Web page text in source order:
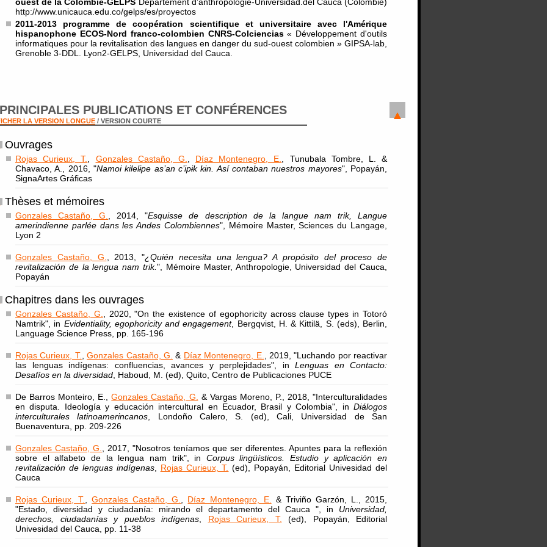
http://www.unicauca.edu.co/gelps/es/proyectos
2011-2013 programme de coopération scientifique et universitaire avec l'Amérique
hispanophone ECOS-Nord franco-colombien CNRS-Colciencias« Développement d'outils
informatiques pour la revitalisation des langues en danger du sud-ouest colombien » GIPSA-lab,
Grenoble 3-DDL. Lyon2-GELPS, Universidad del Cauca.
PRINCIPALES PUBLICATIONS ET CONFÉRENCES
LA VERSION LONGUE / VERSION COURTE
Ouvrages
Rojas Curieux, T. Gonzales Castaño, G. Díaz Montenegro, E.
, Tunubala Tombre, L. &
Chavaco, A., 2016, "Namoi kilelɨpe as’an c’ipɨk kɨn. Así contaban nuestros mayores", Popayán,
SignaArtes Gráficas
Thèses et mémoires
Gonzales Castaño, G. , 2014, "Esquisse de description de la langue nam trik, Langue
amerindienne parlée dans les Andes Colombiennes", Mémoire Master, Sciences du Langage,
Lyon 2
Gonzales Castaño, G. , 2013, "¿Quién necesita una lengua? A propósito del proceso de
revitalización de la lengua nam trik.", Mémoire Master, Anthropologie, Universidad del Cauca,
Popayán
Chapitres dans les ouvrages
Gonzales Castaño, G.
, 2020, "On the existence of egophoricity across clause types in Totoró
Namtrik", in Evidentiality, egophoricity and engagement, Bergqvist, H. & Kittilä, S. (eds), Berlin,
Language Science Press, pp. 165-196
Rojas Curieux, T. ,Gonzales Castaño, G. & Díaz Montenegro, E.
, 2019, "Luchando por reactivar
las lenguas indígenas: confluencias, avances y perplejidades", in Lenguas en Contacto:
Desafíos en la diversidad , Haboud, M. (ed), Quito, Centro de Publicaciones PUCE
De Barros Monteiro, E.,Gonzales Castaño, G.
& Vargas Moreno, P., 2018, "Interculturalidades
en disputa. Ideología y educación intercultural en Ecuador, Brasil y Colombia", in Diálogos
interculturales latinoamerincanos , Londoño Calero, S. (ed), Cali, Universidad de San
Buenaventura, pp. 209-226
Gonzales Castaño, G.
, 2017, "Nosotros teníamos que ser diferentes. Apuntes para la reflexión
sobre el alfabeto de la lengua nam trik", in Corpus lingüísticos. Estudio y aplicación en
revitalización de lenguas indígenas, Rojas Curieux, T. (ed), Popayán, Editorial Univesidad del
Cauca
Rojas Curieux, T. ,Gonzales Castaño, G. Díaz Montenegro, E.
& Triviño Garzón, L., 2015,
"Estado, diversidad y ciudadanía: mirando el departamento del Cauca ", in Universidad,
derechos, ciudadanías y pueblos indígenas
Rojas Curieux, T. (ed), Popayán, Editorial
Univesidad del Cauca, pp. 11-38